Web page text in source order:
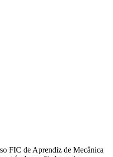
FIC de Aprendiz de Mecânica